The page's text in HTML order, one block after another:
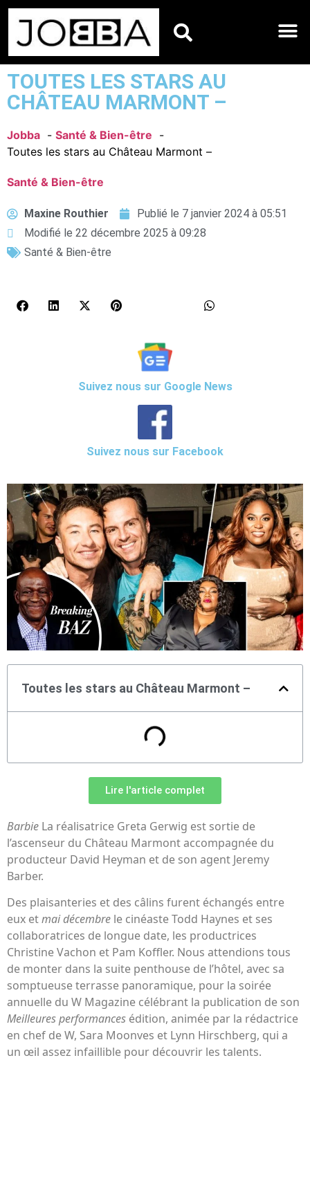
TOUTES LES STARS AU
CHÂTEAU MARMONT –
Jobba
Santé & Bien-être
Toutes les stars au Château Marmont –
Santé & Bien-être
Maxine Routhier Publié le 7 janvier 2024 à 05:51
Modifié le 22 décembre 2025 à 09:28
Santé & Bien-être
Suivez nous sur Google News
Suivez nous sur Facebook
Toutes les stars au Château Marmont –
Lire l'article complet
Barbie La réalisatrice Greta Gerwig est sortie de
l’ascenseur du Château Marmont accompagnée du
producteur David Heyman et de son agent Jeremy
Barber.
Des plaisanteries et des câlins furent échangés entre
eux etmai décembre le cinéaste Todd Haynes et ses
collaboratrices de longue date, les productrices
Christine Vachon et Pam Koffler. Nous attendions tous
de monter dans la suite penthouse de l’hôtel, avec sa
somptueuse terrasse panoramique, pour la soirée
annuelle du W Magazine célébrant la publication de son
Meilleures performances édition, animée par la rédactrice
en chef de W, Sara Moonves et Lynn Hirschberg, qui a
un œil assez infaillible pour découvrir les talents.